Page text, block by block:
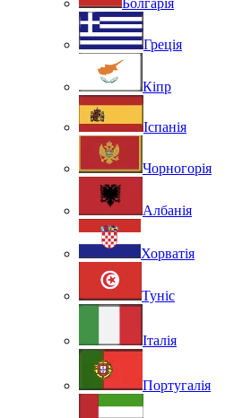
Болгарія
Греція
Кіпр
Іспанія
Чорногорія
Албанія
Хорватія
Туніс
Італія
Португалія